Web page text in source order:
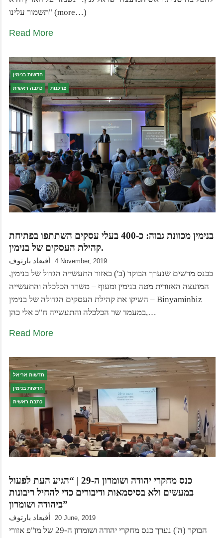
תשמור עלינו" (more…)
Read More
חדשות בנימין
כתבה ראשית צרכנות
בנימין מכוונת גבוה: כ-400 בעלי עסקים השתתפו בפתיחת
קהילת העסקים של בנימין.
أفيعاد بارتوف 4 November, 2019
בכנס מרשים שנערך הבוקר (ב') באזור התעשייה הגדול של בנימין,
המועצה האזורית מטה בנימין ומעוף – משרד הכלכלה והתעשייה
השיקו את קהילת העסקים הגדולה של בנימין – Binyaminbiz
במעמד שר הכלכלה והתעשייה ח"כ אלי כהן,…
Read More
חדשות אריאל
חדשות בנימין
כתבה ראשית
כנס מחקרי יהודה ושומרון ה-29 | “הגיע העת לפעול
במעשים ולא בסיסמאות ודיבורים כדי להחיל ריבונות
ביהודה ושומרון”
أفيعاد بارتوف 20 June, 2019
הבוקר (ה') נערך כנס מחקרי יהודה ושומרון ה-29 של מו"פ אזורי